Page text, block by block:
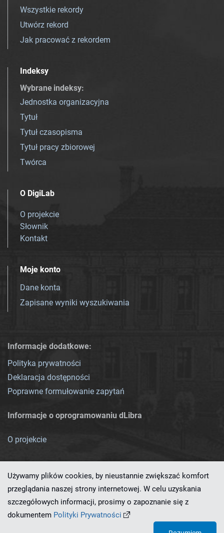
Wszystkie rekordy
Utwórz rekord
Jak pracować z rekordem
Indeksy
Wybrane indeksy:
Jednostka organizacyjna
Tytuł
Tytuł czasopisma
Tytuł pracy zbiorowej
Twórca
O DigiLab
O projekcie
Słownik
Kontakt
Moje konto
Dane konta
Zapisane wyniki wyszukiwania
Informacje dodatkowe:
Polityka prywatności
Deklaracja dostępności
Poprawne formułowanie zapytań
Informacje o oprogramowaniu dLibra
O projekcie
Ten serwis działa dzięki oprogramowaniu
Używamy plików cookies, by nieustannie zwiększać komfort
przeglądania naszej strony internetowej. W celu uzyskania
szczegółowych informacji, prosimy o zapoznanie się z
dokumentem Polityki Prywatności